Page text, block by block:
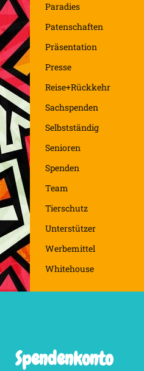
Paradies
Patenschaften
Präsentation
Presse
Reise+Rückkehr
Sachspenden
Selbstständig
Senioren
Spenden
Team
Tierschutz
Unterstützer
Werbemittel
Whitehouse
Spendenkonto